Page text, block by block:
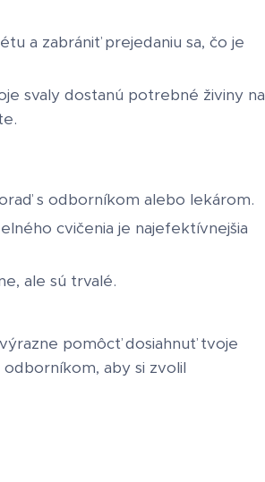
a zabrániť prejedaniu sa, čo je
svaly dostanú potrebné živiny na
s odborníkom alebo lekárom.
cvičenia je najefektívnejšia
ale sú trvalé.
pomôcť dosiahnuť tvoje
aby si zvolil